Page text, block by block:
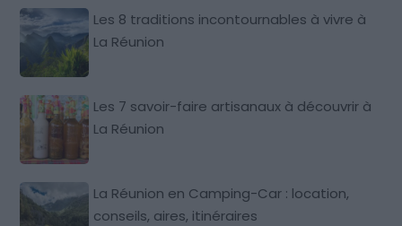
Les 8 traditions incontournables à vivre à
La Réunion
Les 7 savoir-faire artisanaux à découvrir à
La Réunion
La Réunion en Camping-Car : location,
conseils, aires, itinéraires